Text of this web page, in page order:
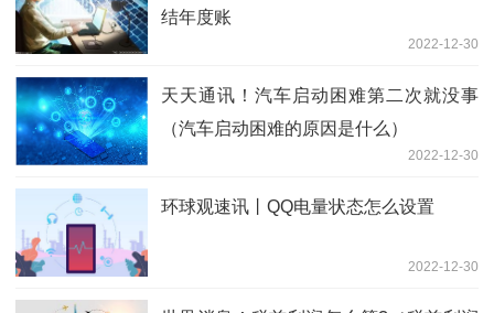
结年度账
2022-12-30
天天通讯！汽车启动困难第二次就没事
（汽车启动困难的原因是什么）
2022-12-30
环球观速讯丨QQ电量状态怎么设置
2022-12-30